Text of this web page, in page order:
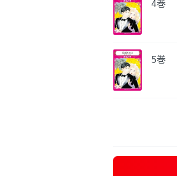
4巻
5巻